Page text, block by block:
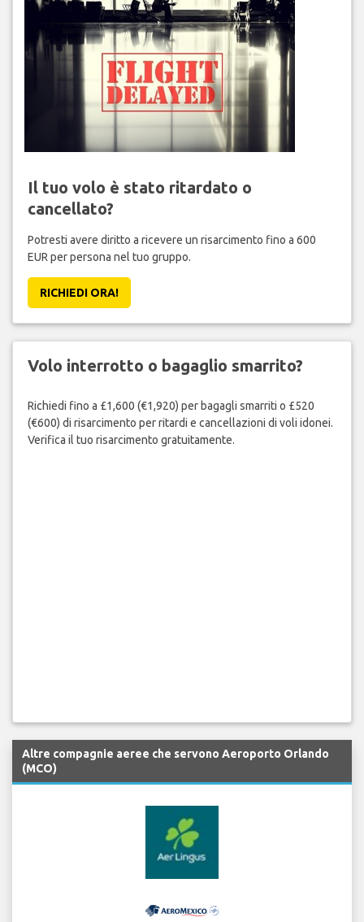
Il tuo volo è stato ritardato o
cancellato?
Potresti avere diritto a ricevere un risarcimento fino a 600
EUR per persona nel tuo gruppo.
RICHIEDI ORA!
Volo interrotto o bagaglio smarrito?
Richiedi fino a £1,600 (€1,920) per bagagli smarriti o £520
(€600) di risarcimento per ritardi e cancellazioni di voli idonei.
Verifica il tuo risarcimento gratuitamente.
Altre compagnie aeree che servono Aeroporto Orlando
(MCO)